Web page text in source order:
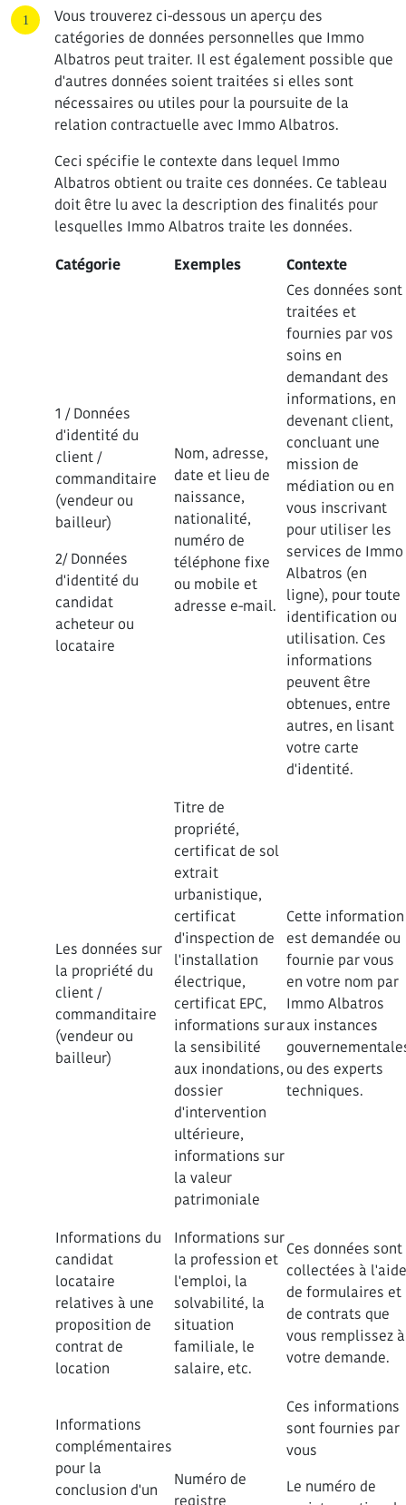
Vous trouverez ci-dessous un aperçu des
catégories de données personnelles que Immo
Albatros peut traiter. Il est également possible que
d'autres données soient traitées si elles sont
nécessaires ou utiles pour la poursuite de la
relation contractuelle avec Immo Albatros.
Ceci spécifie le contexte dans lequel Immo
Albatros obtient ou traite ces données. Ce tableau
doit être lu avec la description des finalités pour
lesquelles Immo Albatros traite les données.
Catégorie Exemples Contexte
1 / Données
d'identité du
client /
commanditaire
(vendeur ou
bailleur)
2/ Données
d'identité du
candidat
acheteur ou
locataire
Nom, adresse,
date et lieu de
naissance,
nationalité,
numéro de
téléphone fixe
ou mobile et
adresse e-mail.
Ces données sont
traitées et
fournies par vos
soins en
demandant des
informations, en
devenant client,
concluant une
mission de
médiation ou en
vous inscrivant
pour utiliser les
services de Immo
Albatros (en
ligne), pour toute
identification ou
utilisation. Ces
informations
peuvent être
obtenues, entre
autres, en lisant
votre carte
d'identité.
Les données sur
la propriété du
client /
commanditaire
(vendeur ou
bailleur)
Titre de
propriété,
certificat de sol
extrait
urbanistique,
certificat
d'inspection de
l'installation
électrique,
certificat EPC,
informations sur
la sensibilité
aux inondations,
dossier
d'intervention
ultérieure,
informations sur
la valeur
patrimoniale
Cette information
est demandée ou
fournie par vous
en votre nom par
Immo Albatros
aux instances
ou des experts
techniques.
Informations du
candidat
locataire
relatives à une
proposition de
contrat de
location
Informations sur
la profession et
l'emploi, la
solvabilité, la
situation
familiale, le
salaire, etc.
Ces données sont
collectées à l'aide
de formulaires et
de contrats que
vous remplissez à
votre demande.
Informations
complémentaires
pour la
conclusion d'un
Numéro de
registre
Ces informations
sont fournies par
vous
Le numéro de